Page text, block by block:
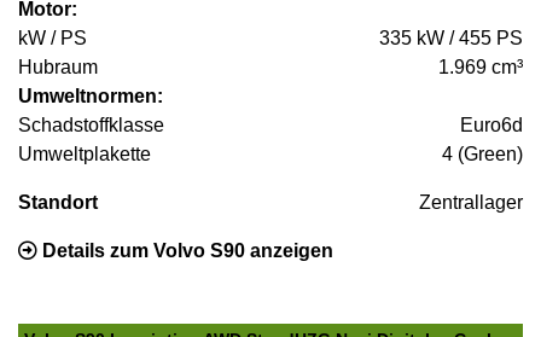
Motor:
kW / PS
335 kW / 455 PS
Hubraum
1.969 cm³
Umweltnormen:
Schadstoffklasse
Euro6d
Umweltplakette
4 (Green)
Standort Zentrallager
Details zum Volvo S90 anzeigen